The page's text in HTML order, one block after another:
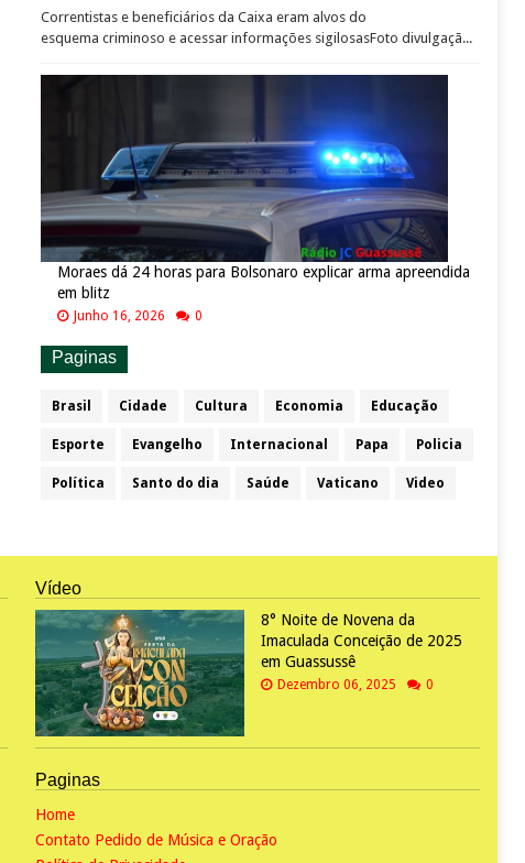
Correntistas e beneficiários da Caixa eram alvos do
esquema criminoso e acessar informações sigilosasFoto divulgaçã...
Moraes dá 24 horas para Bolsonaro explicar arma apreendida
em blitz
Junho 16, 2026 0
Paginas
Brasil Cidade Cultura Economia Educação
Esporte Evangelho Internacional Papa Policia
Política Santo do dia Saúde Vaticano Video
Vídeo
8° Noite de Novena da
Imaculada Conceição de 2025
em Guassussê
Dezembro 06, 2025 0
Paginas
Home
Contato Pedido de Música e Oração